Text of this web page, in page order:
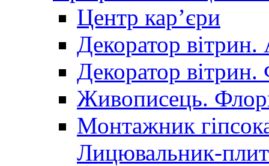
Центр кар’єри
Декоратор вітрин.
Декоратор вітрин.
Живописець.
Монтажник
Лицювальник-